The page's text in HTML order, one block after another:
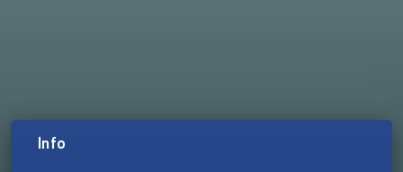
Info